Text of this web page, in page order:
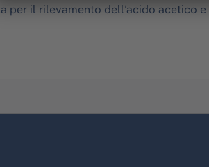
per il rilevamento dell’acido